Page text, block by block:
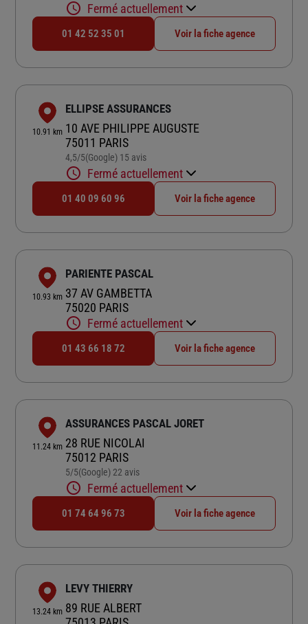
Fermé actuellement
01 42 52 35 01 Voir la fiche agence
10.91 km
ELLIPSE ASSURANCES
10 AVE PHILIPPE AUGUSTE
75011 PARIS
4,5/5Note de 4.5 sur 5
(Google) 15 avis
Fermé actuellement
01 40 09 60 96 Voir la fiche agence
10.93 km
PARIENTE PASCAL
37 AV GAMBETTA
75020 PARIS
Fermé actuellement
01 43 66 18 72 Voir la fiche agence
11.24 km
ASSURANCES PASCAL JORET
28 RUE NICOLAI
75012 PARIS
5/5Note de 5 sur 5
(Google) 22 avis
Fermé actuellement
01 74 64 96 73 Voir la fiche agence
13.24 km
LEVY THIERRY
89 RUE ALBERT